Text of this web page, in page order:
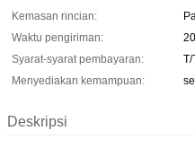
Kemasan rincian:
Waktu pengiriman:
Syarat-syarat pembayaran:
T/
Menyediakan kemampuan:
Deskripsi